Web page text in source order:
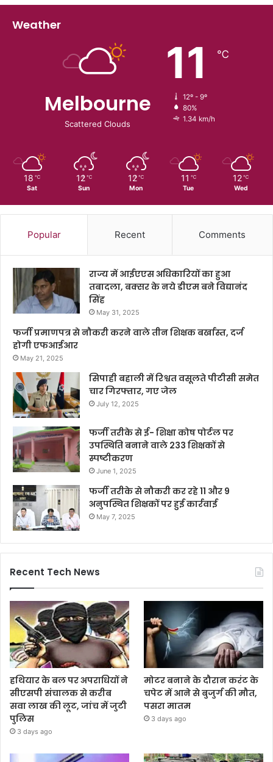
Weather
Melbourne
Scattered Clouds
11 ℃
12º - 9º
80%
1.34 km/h
18 ℃
Sat
12 ℃
Sun
12 ℃
Mon
11 ℃
Tue
12 ℃
Wed
Popular Recent Comments
राज्य में आईएएस अधिकारियों का हुआ
तबादला, बक्सर के नये डीएम बने विद्यानंद
सिंह
May 31, 2025
फर्जी प्रमाणपत्र से नौकरी करने वाले तीन शिक्षक बर्खास्त, दर्ज
होगी एफआईआर
May 21, 2025
सिपाही बहाली में रिश्वत वसूलते पीटीसी समेत
चार गिरफ्तार, गए जेल
July 12, 2025
फर्जी तरीके से ई- शिक्षा कोष पोर्टल पर
उपस्थिति बनाने वाले 233 शिक्षकों से
स्पष्टीकरण
June 1, 2025
फर्जी तरीके से नौकरी कर रहे 11 और 9
अनुपस्थित शिक्षकों पर हुई कार्रवाई
May 7, 2025
Recent Tech News
हथियार के बल पर अपराधियों ने
सीएसपी संचालक से करीब
सवा लाख की लूट, जांच में जुटी
पुलिस
3 days ago
मोटर बनाने के दौरान करंट के
चपेट में आने से बुजुर्ग की मौत,
पसरा मातम
3 days ago